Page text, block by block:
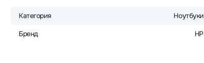
Категория Ноутбуки
Бренд HP